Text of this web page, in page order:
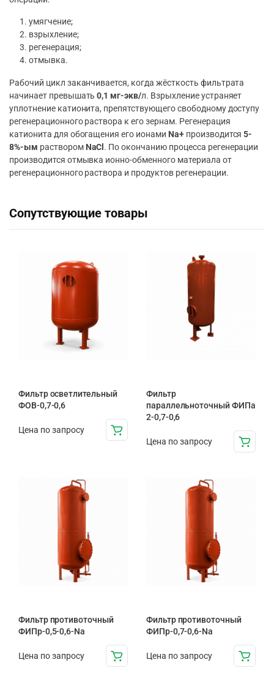
умягчение;
взрыхление;
регенерация;
отмывка.
Рабочий цикл заканчивается, когда жёсткость фильтрата
начинает превышать0,1 мг-экв/л. Взрыхление устраняет
уплотнение катионита, препятствующего свободному доступу
регенерационного раствора к его зернам. Регенерация
катионита для обогащения его ионами Na+производится5-
8%-ым раствором NaCl . По окончанию процесса регенерации
производится отмывка ионно-обменного материала от
регенерационного раствора и продуктов регенерации.
Сопутствующие товары
Фильтр осветлительный
ФОВ-0,7-0,6
Цена по запросу
Фильтр
параллельноточный ФИПа
2-0,7-0,6
Цена по запросу
Фильтр противоточный
ФИПр-0,5-0,6-Na
Цена по запросу
Фильтр противоточный
ФИПр-0,7-0,6-Na
Цена по запросу